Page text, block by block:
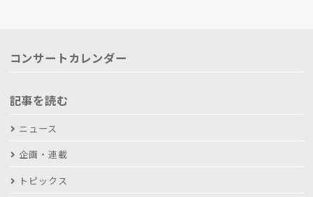
コンサートカレンダー
記事を読む
ニュース
企画・連載
トピックス